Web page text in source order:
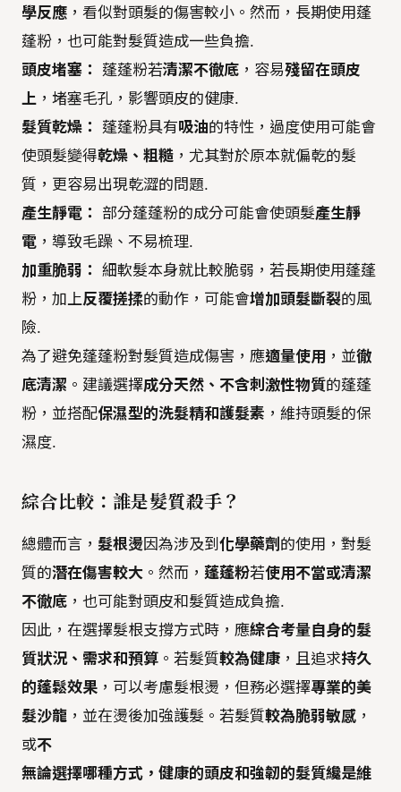
學反應 ，看似對頭髮的傷害較小。然而，長期使用蓬
蓬粉，也可能對髮質造成一些負擔.
頭皮堵塞：
蓬蓬粉若清潔不徹底 ，容易殘留在頭皮
上 ，堵塞毛孔，影響頭皮的健康.
髮質乾燥：
蓬蓬粉具有吸油的特性，過度使用可能會
使頭髮變得乾燥、粗糙 ，尤其對於原本就偏乾的髮
質，更容易出現乾澀的問題.
產生靜電：
部分蓬蓬粉的成分可能會使頭髮產生靜
電 ，導致毛躁、不易梳理.
加重脆弱： 細軟髮本身就比較脆弱，若長期使用蓬蓬
粉，加上反覆搓揉的動作，可能會增加頭髮斷裂的風
險.
為了避免蓬蓬粉對髮質造成傷害，應適量使用 ，並徹
底清潔 。建議選擇成分天然、不含刺激性物質的蓬蓬
粉，並搭配保濕型的洗髮精和護髮素 ，維持頭髮的保
濕度.
綜合比較：誰是髮質殺手？
總體而言， 髮根燙因為涉及到化學藥劑 的使用，對髮
質的潛在傷害較大 。然而， 蓬蓬粉若使用不當或清潔
不徹底 ，也可能對頭皮和髮質造成負擔.
因此，在選擇髮根支撐方式時，應綜合考量自身的髮
質狀況、需求和預算 。若髮質較為健康 ，且追求持久
的蓬鬆效果 ，可以考慮髮根燙，但務必選擇專業的美
髮沙龍 ，並在燙後加強護髮。若髮質較為脆弱敏感 ，
或不
無論選擇哪種方式， 健康的頭皮和強韌的髮質纔是維